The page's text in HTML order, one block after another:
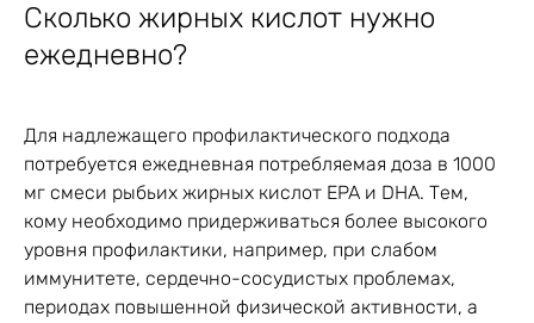
Сколько жирных кислот нужно
ежедневно?
Для надлежащего профилактического подхода
потребуется ежедневная потребляемая доза в 1000
мг смеси рыбьих жирных кислот EPA и DHA. Тем,
кому необходимо придерживаться более высокого
уровня профилактики, например, при слабом
иммунитете, сердечно-сосудистых проблемах,
периодах повышенной физической активности, а